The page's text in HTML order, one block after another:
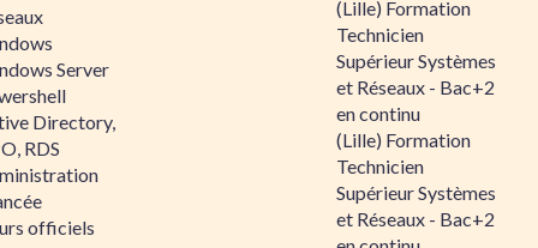
Server
Directory,
RDS
officiels
(Lille) Formation
Technicien
Supérieur Systèmes
et Réseaux - Bac+2
en continu
(Lille) Formation
Technicien
Supérieur Systèmes
et Réseaux - Bac+2